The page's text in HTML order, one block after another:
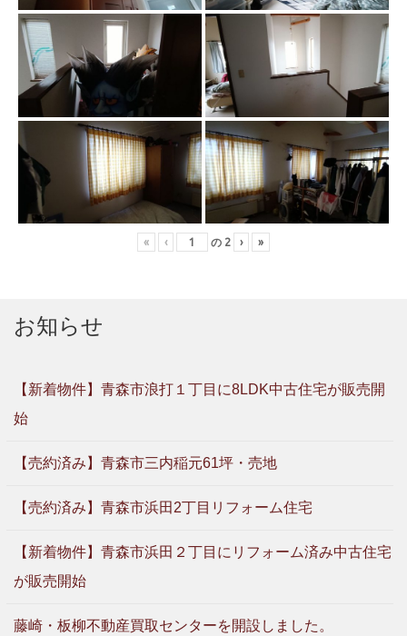
« ‹ の 2 › »
お知らせ
【新着物件】青森市浪打１丁目に8LDK中古住宅が販売開
始
【売約済み】青森市三内稲元61坪・売地
【売約済み】青森市浜田2丁目リフォーム住宅
【新着物件】青森市浜田２丁目にリフォーム済み中古住宅
が販売開始
藤崎・板柳不動産買取センターを開設しました。